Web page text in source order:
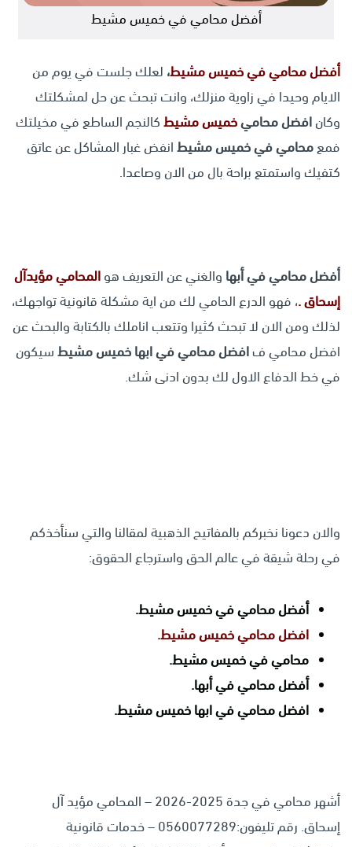
أفضل محامي في خميس مشيط
أفضل محامي في خميس مشيط، لعلك جلست في يوم من
الايام وحيدا في زاوية منزلك، وانت تبحث عن حل لمشكلتك
وكانافضل محاميخميس مشيطكالنجم الساطع في مخيلتك
فمعمحامي في خميس مشيطانفض غبار المشاكل عن عاتق
كتفيك واستمتع براحة بال من الان وصاعدا.
أفضل محامي في أبها والغني عن التعريف هوالمحامي مؤيدآل
إسحاق .، فهو الدرع الحامي لك من اية مشكلة قانونية تواجهك،
لذلك ومن الان لا تبحث كثيرا وتتعب اناملك بالكتابة والبحث عن
افضل محامي فافضل محامي في ابها خميس مشيطسيكون
في خط الدفاع الاول لك بدون ادنى شك.
والان دعونا نخبركم بالمفاتيح الذهبية لمقالنا والتي سنأخذكم
في رحلة شيقة في عالم الحق واسترجاع الحقوق:
أفضل محامي في خميس مشيط.
افضل محامي خميس مشيط.
محامي في خميس مشيط.
أفضل محامي في أبها.
افضل محامي في ابها خميس مشيط.
أشهر محامي في جدة 2025-2026 – المحامي مؤيد آل
إسحاق. رقم تليفون:0560077289 – خدمات قانونية